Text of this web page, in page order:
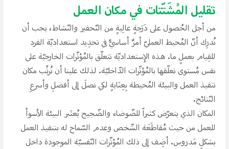
تقليل المُشَتّتات في مكان العمل
من أجل الحُصول على دَرَجةِِ عالِيةِِ من التّحفيز والنّشاط، يجب أن
نُدرِك أنّ المُحيط العمليّ أمرٌ أساسيٌّ في تحدِيد استعداديّة الفرد
للقِيام بعملِِ ما. هذه الإستعداديّة تتعلّق بالمُؤثّرات الخارجيّة على
نفس مُستوى تعلّقها بالمُؤثّرات الدّاخليّة. لذلك علينا أن نُرتِّب مكان
تنفيذ العمل والبيئة المُحيطة بِعِنَايةِِ لكي نصلَ إلى أفضلِ وأسرعِ
النّتائج.
المكان الذي يتعرّض كثيراََ للضّوضاء والضّجيج يُعتَبر البيئة الأسوأ
للعمل من حيث مُقاطَعَة الشّخص وعدم السّماح له بتنفيذ العمل
بشكلِِ مَدروس. أضِف إلى ذلك المُؤثّرات النّفسيّة الموجودة داخل